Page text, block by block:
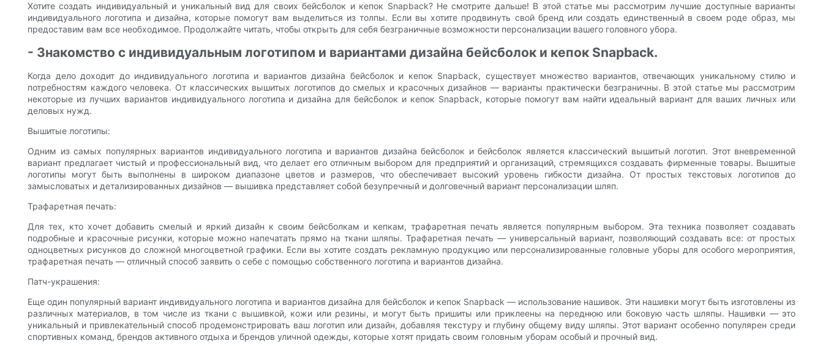
Хотите создать индивидуальный и уникальный вид для своих бейсболок и кепок Snapback? Не смотрите дальше! В этой статье мы рассмотрим лучшие доступные варианты
индивидуального логотипа и дизайна, которые помогут вам выделиться из толпы. Если вы хотите продвинуть свой бренд или создать единственный в своем роде образ, мы
предоставим вам все необходимое. Продолжайте читать, чтобы открыть для себя безграничные возможности персонализации вашего головного убора.
- Знакомство с индивидуальным логотипом и вариантами дизайна бейсболок и кепок Snapback.
Когда дело доходит до индивидуального логотипа и вариантов дизайна бейсболок и кепок Snapback, существует множество вариантов, отвечающих уникальному стилю и
потребностям каждого человека. От классических вышитых логотипов до смелых и красочных дизайнов — варианты практически безграничны. В этой статье мы рассмотрим
некоторые из лучших вариантов индивидуального логотипа и дизайна для бейсболок и кепок Snapback, которые помогут вам найти идеальный вариант для ваших личных или
деловых нужд.
Вышитые логотипы:
Одним из самых популярных вариантов индивидуального логотипа и вариантов дизайна бейсболок и бейсболок является классический вышитый логотип. Этот вневременной
вариант предлагает чистый и профессиональный вид, что делает его отличным выбором для предприятий и организаций, стремящихся создавать фирменные товары. Вышитые
логотипы могут быть выполнены в широком диапазоне цветов и размеров, что обеспечивает высокий уровень гибкости дизайна. От простых текстовых логотипов до
замысловатых и детализированных дизайнов — вышивка представляет собой безупречный и долговечный вариант персонализации шляп.
Трафаретная печать:
Для тех, кто хочет добавить смелый и яркий дизайн к своим бейсболкам и кепкам, трафаретная печать является популярным выбором. Эта техника позволяет создавать
подробные и красочные рисунки, которые можно напечатать прямо на ткани шляпы. Трафаретная печать — универсальный вариант, позволяющий создавать все: от простых
одноцветных рисунков до сложной многоцветной графики. Если вы хотите создать рекламную продукцию или персонализированные головные уборы для особого мероприятия,
трафаретная печать — отличный способ заявить о себе с помощью собственного логотипа и вариантов дизайна.
Патч-украшения:
Еще один популярный вариант индивидуального логотипа и вариантов дизайна для бейсболок и кепок Snapback — использование нашивок. Эти нашивки могут быть изготовлены из
различных материалов, в том числе из ткани с вышивкой, кожи или резины, и могут быть пришиты или приклеены на переднюю или боковую часть шляпы. Нашивки — это
уникальный и привлекательный способ продемонстрировать ваш логотип или дизайн, добавляя текстуру и глубину общему виду шляпы. Этот вариант особенно популярен среди
спортивных команд, брендов активного отдыха и брендов уличной одежды, которые хотят придать своим головным уборам особый и прочный вид.